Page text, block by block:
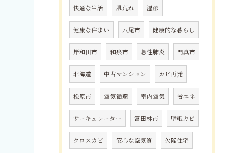
快適な生活 肌荒れ 湿疹
健康な住まい 八尾市 健康的な暮らし
岸和田市 和泉市 急性肺炎 門真市
北海道 中古マンション カビ再発
松原市 空気循環 室内空気 省エネ
サーキュレーター 富田林市 壁紙カビ
クロスカビ 安心な空気質 欠陥住宅